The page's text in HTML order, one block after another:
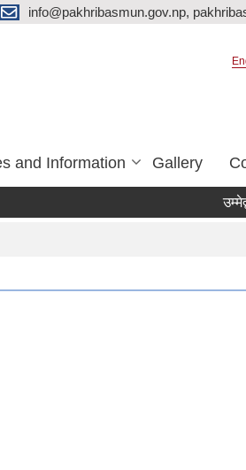
info@pakhribasmun.gov.np,
and Information Gallery